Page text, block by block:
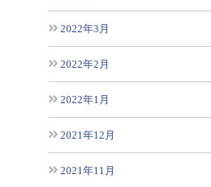
2022年3月
2022年2月
2022年1月
2021年12月
2021年11月